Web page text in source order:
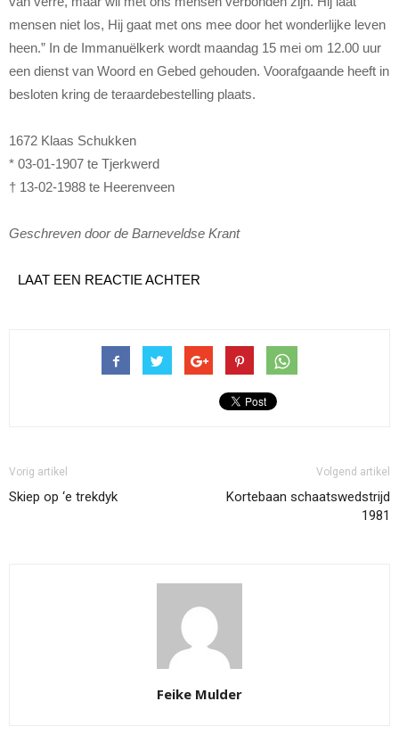
mensen niet los, Hij gaat met ons mee door het wonderlijke leven
heen.” In de Immanuëlkerk wordt maandag 15 mei om 12.00 uur
een dienst van Woord en Gebed gehouden. Voorafgaande heeft in
besloten kring de teraardebestelling plaats.
1672 Klaas Schukken
* 03-01-1907 te Tjerkwerd
† 13-02-1988 te Heerenveen
Geschreven door de Barneveldse Krant
LAAT EEN REACTIE ACHTER
Vorig artikel
Skiep op ‘e trekdyk
Volgend artikel
Kortebaan schaatswedstrijd
1981
Feike Mulder